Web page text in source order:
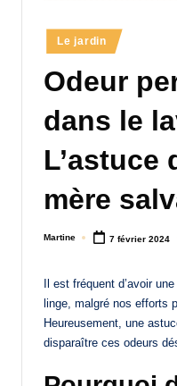
Posted
in
Le jardin
Odeur
dans le
L’astuce
mère
Posted
Martine 7 février 2024
Il est fréquent d’avoir
linge, malgré nos efforts
Heureusement, une
disparaître ces odeurs